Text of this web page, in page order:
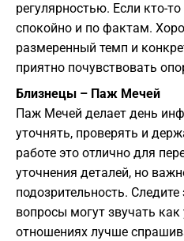
регулярностью. Если кто-
спокойно и по фактам.
размеренный темп и
приятно почувствовать
Близнецы – Паж Мечей
Паж Мечей делает день
уточнять, проверять и
работе это отлично для
уточнения деталей, но
подозрительность.
вопросы могут звучать
отношениях лучше